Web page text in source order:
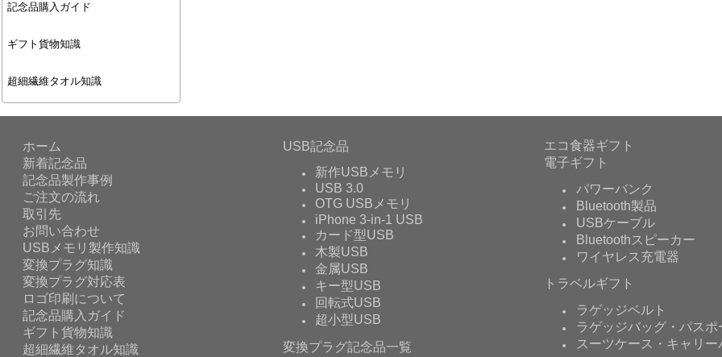
記念品購入ガイド
ギフト貨物知識
超細繊維タオル知識
ホーム
新着記念品
記念品製作事例
ご注文の流れ
取引先
お問い合わせ
USBメモリ製作知識
変換プラグ知識
変換プラグ対応表
ロゴ印刷について
記念品購入ガイド
ギフト貨物知識
超細繊維タオル知識
USB記念品
新作USBメモリ
USB 3.0
OTG USBメモリ
iPhone 3-in-1 USB
カード型USB
木製USB
金属USB
キー型USB
回転式USB
超小型USB
変換プラグ記念品一覧
エコ食器ギフト
電子ギフト
パワーバンク
Bluetooth製品
USBケーブル
Bluetoothスピーカー
ワイヤレス充電器
トラベルギフト
ラゲッジベルト
ラゲッジバッグ・パスポ
スーツケース・キャリー